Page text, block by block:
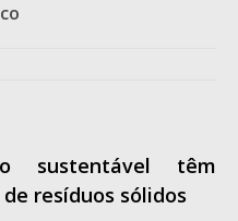
sustentável têm
resíduos sólidos